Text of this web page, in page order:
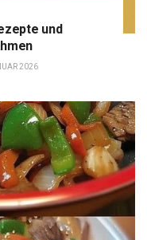
und
2026